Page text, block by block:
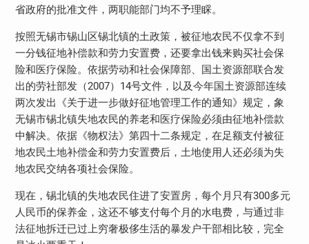
省政府的批准文件，两职能部门均不予理睬。
按照无锡市锡山区锡北镇的土政策，被征地农民不仅拿不到
一分钱征地补偿款和劳力安置费，还要拿出钱来购买社会保
险和医疗保险。依据劳动和社会保障部、国土资源部联合发
出的劳社部发（2007）14号文件，以及今年国土资源部连续
两次发出《关于进一步做好征地管理工作的通知》规定，象
无锡市锡北镇失地农民的养老和医疗保险必须由征地补偿款
中解决。依据《物权法》第四十二条规定，在足额支付被征
地农民土地补偿金和劳力安置费后，土地使用人还必须为失
地农民交纳各项社会保险。
现在，锡北镇的失地农民住进了安置房，每个月只有300多元
人民币的保养金，这还不够支付每个月的水电费，与通过非
法征地拆迁已过上穷奢极侈生活的暴发户干部相比较，完全